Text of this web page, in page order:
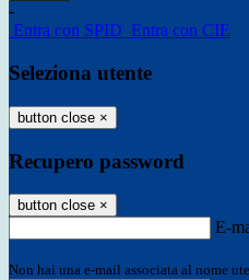
-
Entra con SPID Entra con CIE
Seleziona utente
button close ×
Recupero password
button close ×
E-
Non hai una e-mail associata al nome